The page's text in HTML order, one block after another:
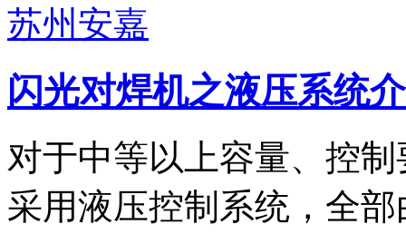
闪光对焊机之液压系统
对于中等以上容量、控
采用液压控制系统，全